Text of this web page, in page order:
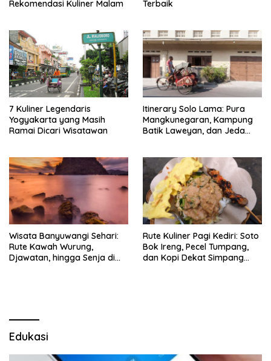
Rekomendasi Kuliner Malam Terbaik
7 Kuliner Legendaris
Yogyakarta yang Masih
Ramai Dicari Wisatawan
Itinerary Solo Lama: Pura
Mangkunegaran, Kampung
Batik Laweyan, dan Jeda
Wisata Banyuwangi Sehari:
Rute Kawah Wurung,
Djawatan, hingga Senja di
Rute Kuliner Pagi Kediri: Soto
Bok Ireng, Pecel Tumpang,
dan Kopi Dekat Simpang
Edukasi